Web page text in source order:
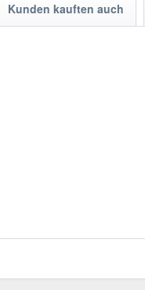
Kunden kauften auch